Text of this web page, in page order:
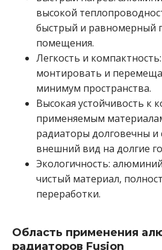
высокой
быстрый и равномерный
помещения.
Легкость и
монтировать и
минимум пространства.
Высокая устойчивость к
применяемым
радиаторы долговечны и
внешний вид на долгие
Экологичность:
чистый материал,
переработки.
Область применения
радиаторов Fusion